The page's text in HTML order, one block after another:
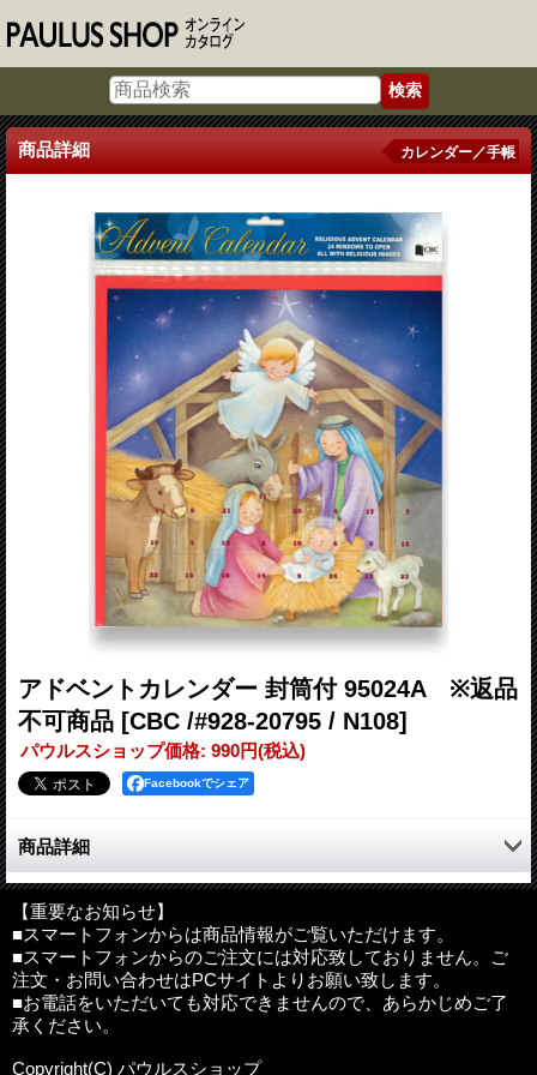
商品詳細 カレンダー／手帳
アドベントカレンダー 封筒付 95024A ※返品
不可商品 [CBC /#928-20795 / N108]
パウルスショップ価格: 990円(税込)
Facebookでシェア
商品詳細
小さな小窓に付いた数字の日に開けていき、クリスマスまでの日
を心静かにカウントします。
クリスマスカードとして12月までに是非送ってください。
サイズ：アドベントカレンダー27×27cm、封筒28×28cm
輸入国：北アイルランド
【重要なお知らせ】
■スマートフォンからは商品情報がご覧いただけます。
■スマートフォンからのご注文には対応致しておりません。ご
注文・お問い合わせはPCサイトよりお願い致します。
■お電話をいただいても対応できませんので、あらかじめご了
承ください。
Copyright(C) パウルスショップ